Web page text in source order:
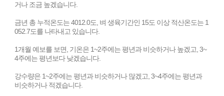
거나 조금 높겠습니다.
금년 총 누적온도는 4012.0도, 벼 생육기간인 15도 이상 적산온도는 1
052.7도를 나타내고 있습니다.
1개월 예보를 보면, 기온은 1~2주에는 평년과 비슷하거나 높겠고, 3~
4주에는 평년보다 낮겠습니다.
강수량은 1~2주에는 평년과 비슷하거나 많겠고, 3~4주에는 평년과
비슷하거나 적겠습니다.